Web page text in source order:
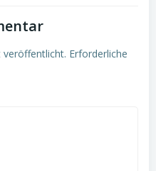
veröffentlicht. Erforderliche